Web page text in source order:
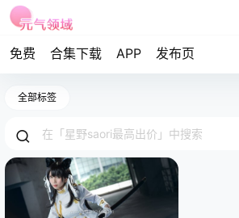
免费 合集下载 APP 发布页
全部标签